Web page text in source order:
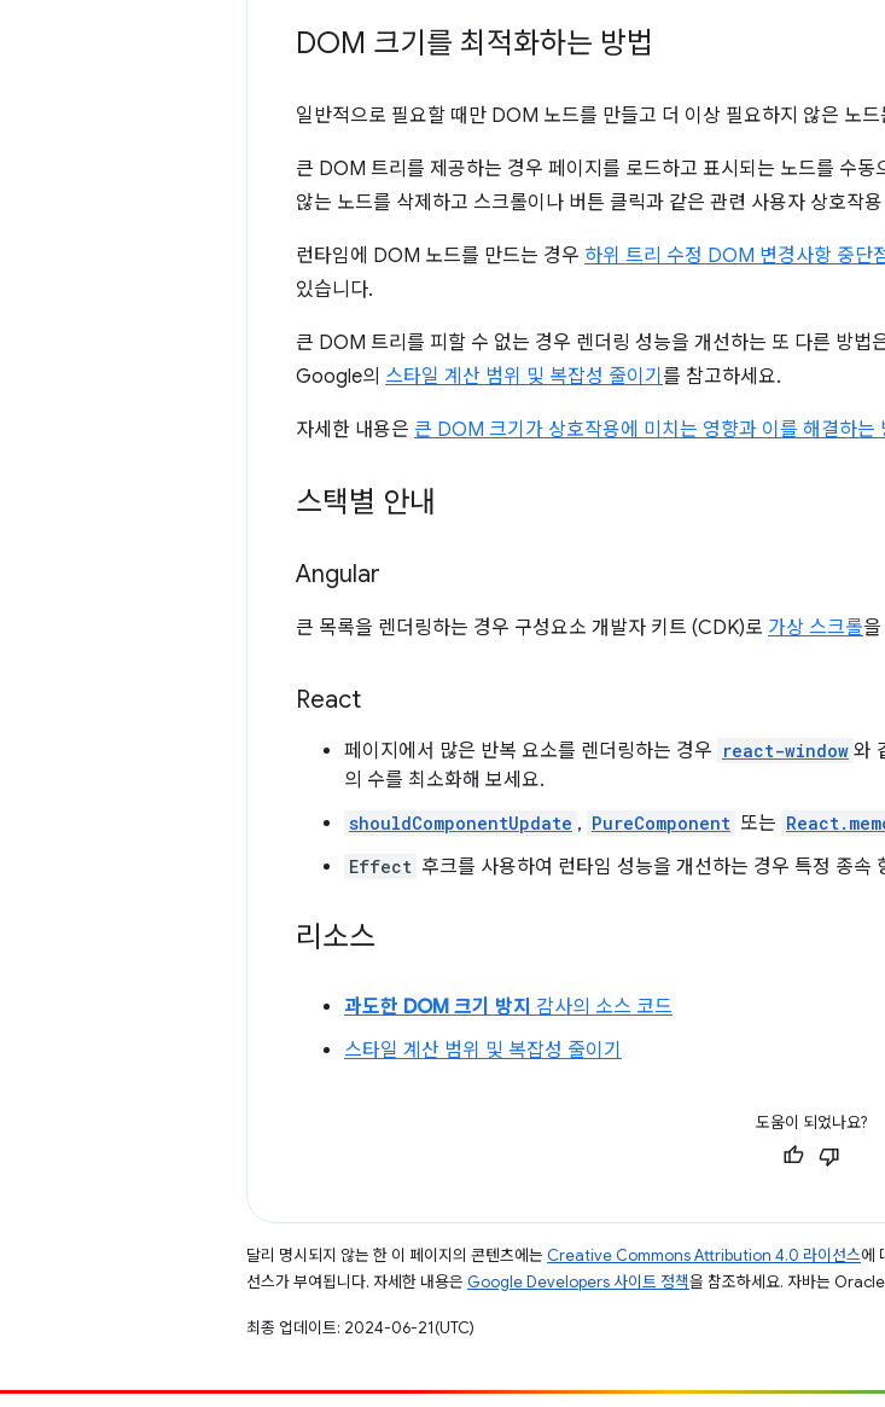
DOM 크기를 최적화하는 방법
일반적으로 필요할 때만 DOM 노드를 만들고 더 이상 필요하지 않은 노
큰 DOM 트리를 제공하는 경우 페이지를 로드하고 표시되는 노드를 수동
않는 노드를 삭제하고 스크롤이나 버튼 클릭과 같은 관련 사용자 상호작
런타임에 DOM 노드를 만드는 경우 하위 트리 수정 DOM 변경사항 중단
있습니다.
큰 DOM 트리를 피할 수 없는 경우 렌더링 성능을 개선하는 또 다른 방법
Google의 스타일 계산 범위 및 복잡성 줄이기 를 참고하세요.
자세한 내용은 큰 DOM 크기가 상호작용에 미치는 영향과 이를 해결하는
스택별 안내
Angular
큰 목록을 렌더링하는 경우 구성요소 개발자 키트 (CDK)로 가상 스크롤
React
페이지에서 많은 반복 요소를 렌더링하는 경우 react-window 와
의 수를 최소화해 보세요.
shouldComponentUpdate , PureComponent 또는
Effect 후크를 사용하여 런타임 성능을 개선하는 경우 특정 종속
리소스
과도한 DOM 크기 방지 감사의 소스 코드
스타일 계산 범위 및 복잡성 줄이기
도움이 되었나요?
달리 명시되지 않는 한 이 페이지의 콘텐츠에는 Creative Commons Attribution 4.0 라이선스에
선스가 부여됩니다. 자세한 내용은 Google Developers 사이트 정책을 참조하세요. 자바는
최종 업데이트: 2024-06-21(UTC)